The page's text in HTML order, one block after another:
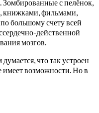
с пелёнок,
книжками, фильмами,
большому счету всей
действенной
мозгов.
что так устроен
имеет возможности. Но в